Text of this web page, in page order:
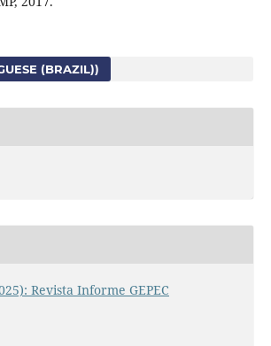
(BRAZIL))
Revista Informe GEPEC